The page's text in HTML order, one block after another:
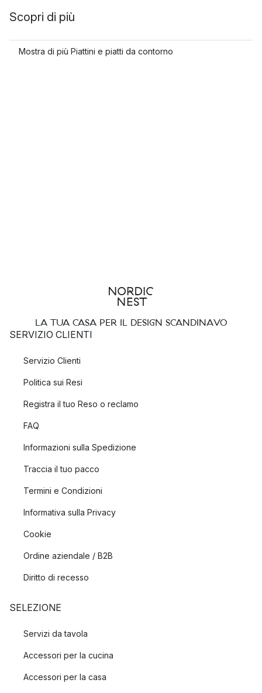
Scopri di più
Mostra di più Piattini e piatti da contorno
LA TUA CASA PER IL DESIGN SCANDINAVO
SERVIZIO CLIENTI
Servizio Clienti
Politica sui Resi
Registra il tuo Reso o reclamo
FAQ
Informazioni sulla Spedizione
Traccia il tuo pacco
Termini e Condizioni
Informativa sulla Privacy
Cookie
Ordine aziendale / B2B
Diritto di recesso
SELEZIONE
Servizi da tavola
Accessori per la cucina
Accessori per la casa